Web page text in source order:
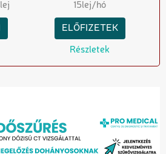
lej 15lej/hó
ELŐFIZETEK
Részletek